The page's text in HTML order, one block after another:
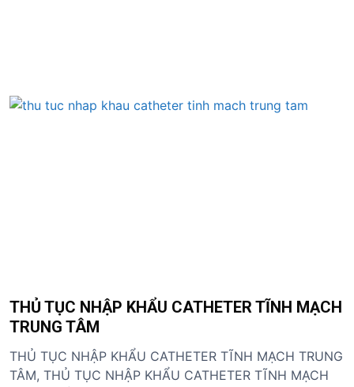
THỦ TỤC NHẬP KHẨU CATHETER TĨNH MẠCH
TRUNG TÂM
THỦ TỤC NHẬP KHẨU CATHETER TĨNH MẠCH TRUNG
TÂM, THỦ TỤC NHẬP KHẨU CATHETER TĨNH MẠCH